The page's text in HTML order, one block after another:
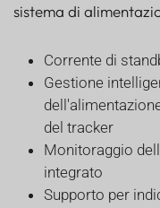
sistema di
Corrente di
Gestione
del tracker
Monitoraggio
integrato
Supporto per